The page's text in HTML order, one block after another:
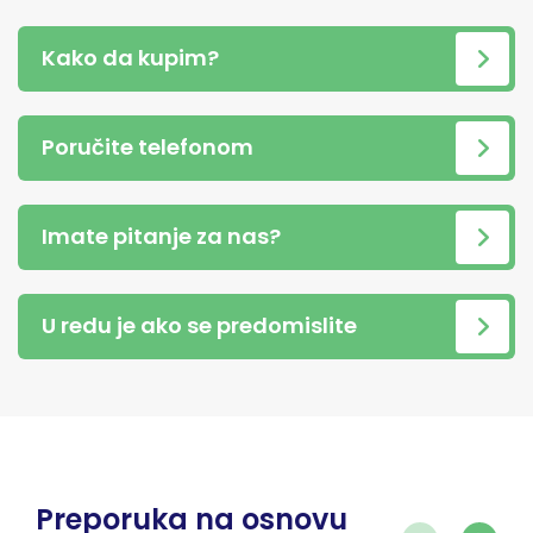
Kako da kupim?
Poručite telefonom
Imate pitanje za nas?
U redu je ako se predomislite
Preporuka na osnovu